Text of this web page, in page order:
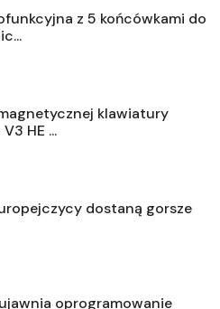
z 5 końcówkami do
klawiatury
HE ...
dostaną gorsze
oprogramowanie